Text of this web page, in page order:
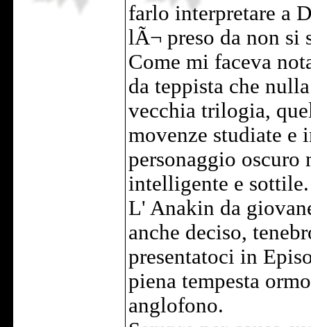
farlo interpretare a
lÃ¬ preso da non si
Come mi faceva
da teppista che
vecchia trilogia,
movenze studiate e
personaggio oscuro
intelligente e sottile.
L' Anakin da
anche deciso,
presentatoci in
piena tempesta
anglofono.